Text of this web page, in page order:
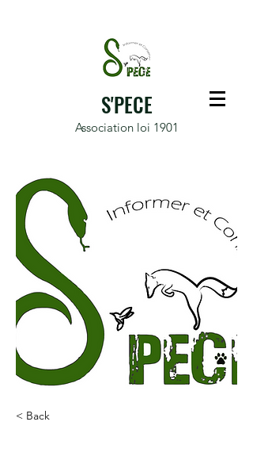
Association loi 1901
S'PECE
< Back